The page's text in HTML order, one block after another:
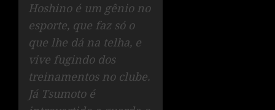
Hoshino é um gênio no
esporte, que faz só o
que lhe dá na telha, e
vive fugindo dos
treinamentos no clube.
Já Tsumoto é